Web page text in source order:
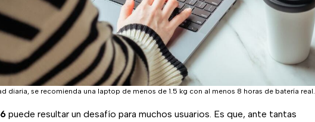
diaria, se recomienda una laptop de menos de 1.5 kg con al menos 8 horas de batería real.
puede resultar un desafío para muchos usuarios. Es que, ante tantas